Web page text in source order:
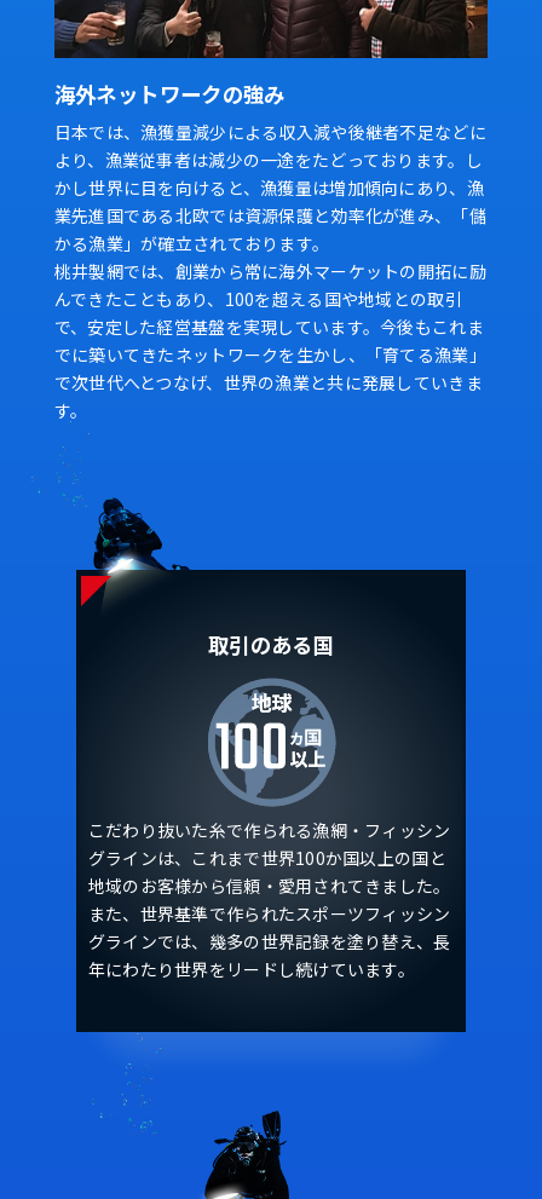
海外ネットワークの強み
日本では、漁獲量減少による収入減や後継者不足などに
より、漁業従事者は減少の一途をたどっております。し
かし世界に目を向けると、漁獲量は増加傾向にあり、漁
業先進国である北欧では資源保護と効率化が進み、「儲
かる漁業」が確立されております。
桃井製網では、創業から常に海外マーケットの開拓に励
んできたこともあり、100を超える国や地域との取引
で、安定した経営基盤を実現しています。今後もこれま
でに築いてきたネットワークを生かし、「育てる漁業」
で次世代へとつなげ、世界の漁業と共に発展していきま
す。
取引のある国
こだわり抜いた糸で作られる漁網・フィッシン
グラインは、これまで世界100か国以上の国と
地域のお客様から信頼・愛用されてきました。
また、世界基準で作られたスポーツフィッシン
グラインでは、幾多の世界記録を塗り替え、長
年にわたり世界をリードし続けています。